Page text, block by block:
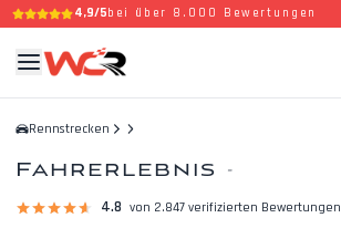
4,9/5bei über 8.000 Bewertungen
Rennstrecken
Fahrerlebnis -
4.8 von 2.847 verifizierten Bewertungen